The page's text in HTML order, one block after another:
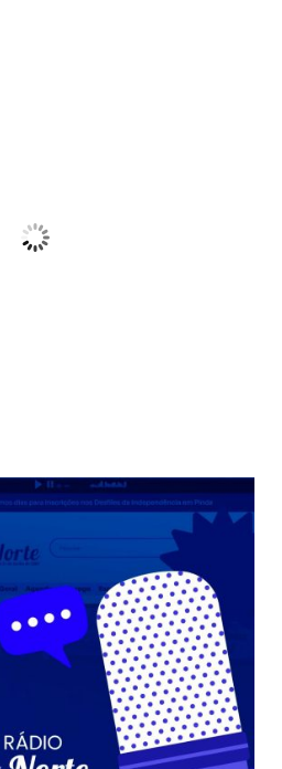
Gust:10 Km/h